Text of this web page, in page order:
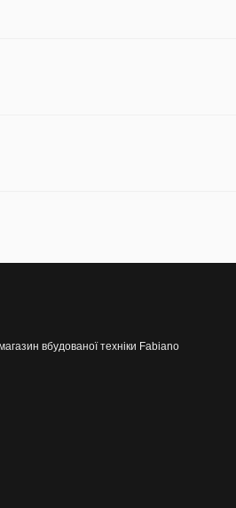
вбудованої техніки Fabiano